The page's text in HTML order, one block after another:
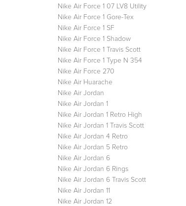
Nike Air Force 1 07 LV8 Utility
Nike Air Force 1 Gore-Tex
Nike Air Force 1 SF
Nike Air Force 1 Shadow
Nike Air Force 1 Travis Scott
Nike Air Force 1 Type N 354
Nike Air Force 270
Nike Air Huarache
Nike Air Jordan
Nike Air Jordan 1
Nike Air Jordan 1 Retro High
Nike Air Jordan 1 Travis Scott
Nike Air Jordan 4 Retro
Nike Air Jordan 5 Retro
Nike Air Jordan 6
Nike Air Jordan 6 Rings
Nike Air Jordan 6 Travis Scott
Nike Air Jordan 11
Nike Air Jordan 12